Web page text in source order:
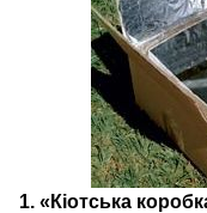
1. «Кіотська